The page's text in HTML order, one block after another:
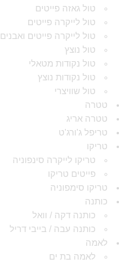
טול גאזה פייטים
טול לייקרה פייטים
טול לייקרה פייטים ואבנים
טול נוצץ
טול נקודות מטאלי
טול נקודות נוצץ
טול שוויצרי
טטרה
טטרה אריג
טריפל ג'ורג'ט
טריקו
טריקו לייקרה סינפוניה
פייטים טריקו
טריקו סימפוניה
כותנה
כותנה דקה / וואל
כותנה עבה / בייבי דריל
לאמה
לאמה בת ים